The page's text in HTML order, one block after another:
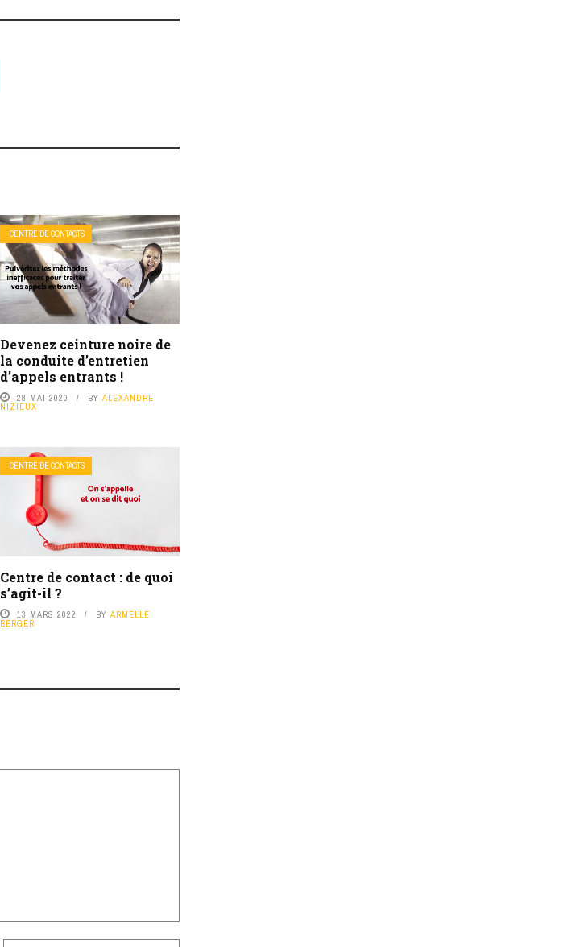
CENTRE DE CONTACTS
Devenez ceinture noire de
la conduite d’entretien
d’appels entrants !
28 MAI 2020 BY ALEXANDRE
NIZIEUX
CENTRE DE CONTACTS
Centre de contact : de quoi
s’agit-il ?
13 MARS 2022 BY ARMELLE
BERGER